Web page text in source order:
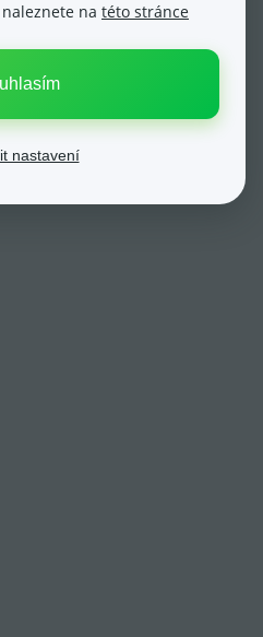
na této stránce
nastavení